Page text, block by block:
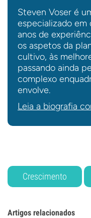
Steven Voser é
especializado em
anos de
os aspetos da
cultivo, às
passando ainda
complexo
envolve.
Leia a biografia
Crescimento
Artigos relacionados